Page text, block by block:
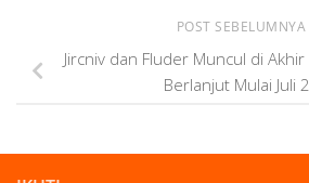
POST SEBELUMNYA
Jircniv dan Fluder Muncul di
Berlanjut Mulai Juli